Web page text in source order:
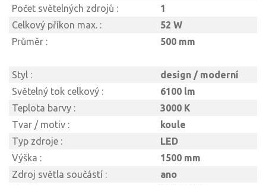
Počet světelných zdrojů :
1
Celkový příkon max. :
52 W
Průměr :
500 mm
Styl :
design / moderní
Světelný tok celkový :
6100 lm
Teplota barvy :
3000 K
Tvar / motiv :
koule
Typ zdroje :
LED
Výška :
1500 mm
Zdroj světla součástí :
ano